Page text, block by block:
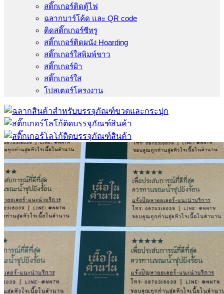
สติ๊กเกอร์ติดตู้ไฟ
ฉลากบาร์โค้ด และ QR code
ติดสติ๊กเกอร์ซีทรู
สติ๊กเกอร์ติดผนัง Hoarding
สติ๊กเกอร์ใสพิมพ์ขาว
สติ๊กเกอร์ฝ้า
สติ๊กเกอร์ใส
โปสเตอร์โครงงาน